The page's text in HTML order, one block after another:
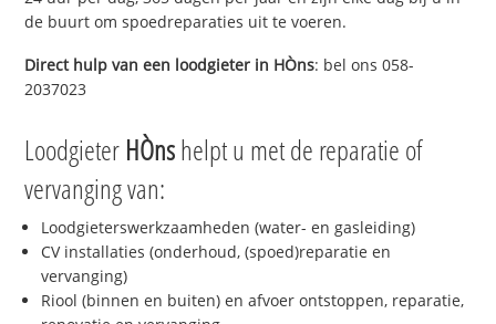
de buurt om spoedreparaties uit te voeren.
Direct hulp van een loodgieter in HÒns: bel ons 058-
2037023
Loodgieter HÒnshelpt u met de reparatie of
vervanging van:
Loodgieterswerkzaamheden (water- en gasleiding)
CV installaties (onderhoud, (spoed)reparatie en
vervanging)
Riool (binnen en buiten) en afvoer ontstoppen, reparatie,